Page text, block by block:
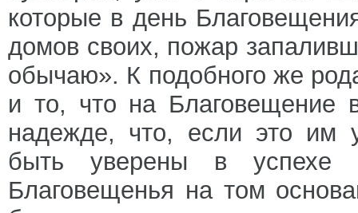
которые в день
домов своих, пожар
обычаю». К подобного же
и то, что на Благовещение
надежде, что, если это им
быть уверены в успехе
Благовещенья на том